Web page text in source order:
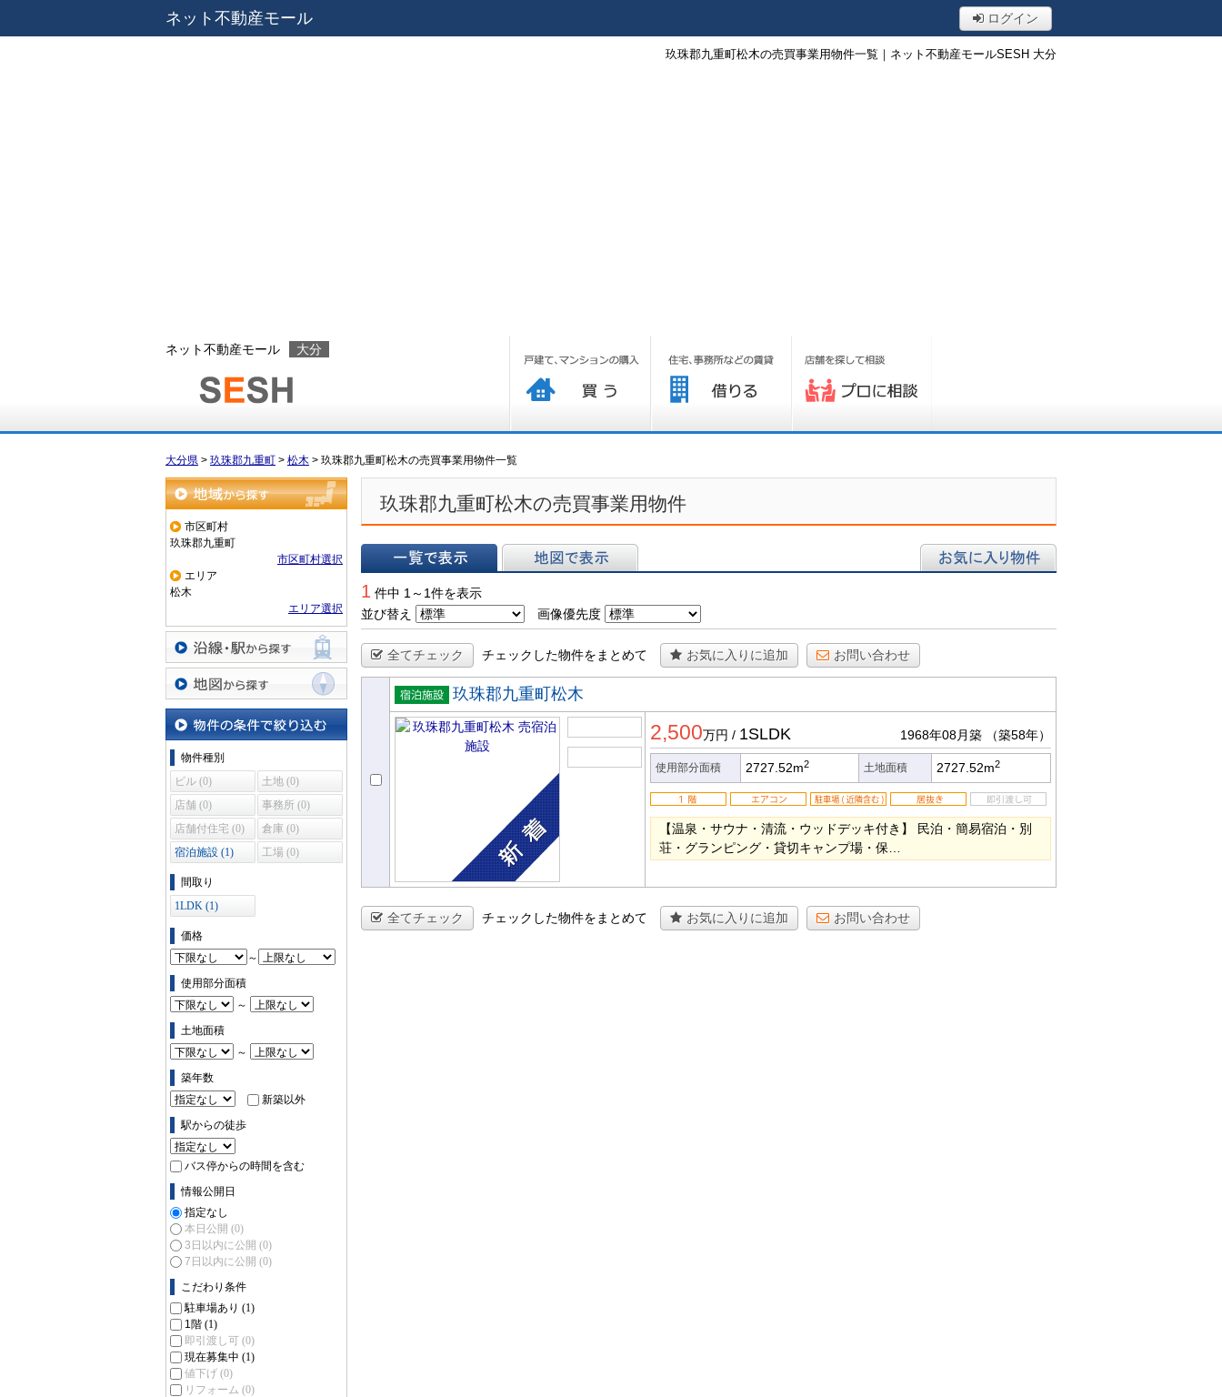
ネット不動産モール ログイン
玖珠郡九重町松木の売買事業用物件一覧｜ネット不動産モールSESH 大分
ネット不動産モール 大分
大分県 > 玖珠郡九重町 > 松木 > 玖珠郡九重町松木の売買事業用物件一覧
地域から探す
市区町村
玖珠郡九重町
市区町村選択
エリア
松木
エリア選択
沿線・駅から探す
地図から探す
物件の条件で絞り込む
物件種別
ビル (0)
土地 (0)
店舗 (0)
事務所 (0)
店舗付住宅 (0)
倉庫 (0)
宿泊施設 (1)
工場 (0)
間取り
1LDK (1)
価格
～
使用部分面積
～
土地面積
～
築年数
新築以外
駅からの徒歩
バス停からの時間を含む
情報公開日
指定なし
本日公開 (0)
3日以内に公開 (0)
7日以内に公開 (0)
こだわり条件
駐車場あり (1)
1階 (1)
即引渡し可 (0)
現在募集中 (1)
値下げ (0)
リフォーム (0)
玖珠郡九重町松木の売買事業用物件
1 件中 1～1件を表示
並び替え
画像優先度
全てチェック チェックした物件をまとめて お気に入りに追加 お問い合わせ
売宿泊施
設
玖珠郡九重町松木
2,500万円 / 1SLDK 1968年08月築 （築58年）
使用部分面積 2727.52m2 土地面積 2727.52m2
【温泉・サウナ・清流・ウッドデッキ付き】 民泊・簡易宿泊・別
荘・グランピング・貸切キャンプ場・保…
全てチェック チェックした物件をまとめて お気に入りに追加 お問い合わせ